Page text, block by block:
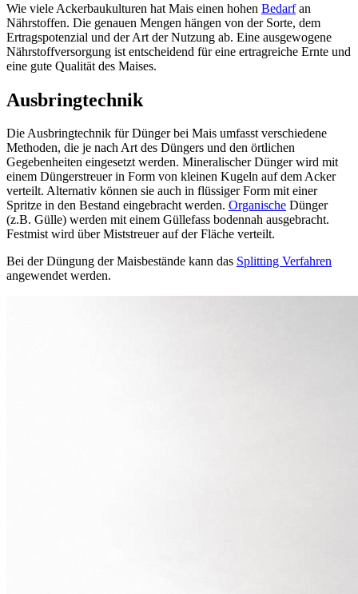
Wie viele Ackerbaukulturen hat Mais einen hohen Bedarfan
Nährstoffen. Die genauen Mengen hängen von der Sorte, dem
Ertragspotenzial und der Art der Nutzung ab. Eine ausgewogene
Nährstoffversorgung ist entscheidend für eine ertragreiche Ernte und
eine gute Qualität des Maises.
Ausbringtechnik
Die Ausbringtechnik für Dünger bei Mais umfasst verschiedene
Methoden, die je nach Art des Düngers und den örtlichen
Gegebenheiten eingesetzt werden. Mineralischer Dünger wird mit
einem Düngerstreuer in Form von kleinen Kugeln auf dem Acker
verteilt. Alternativ können sie auch in flüssiger Form mit einer
Spritze in den Bestand eingebracht werden. Organische Dünger
(z.B. Gülle) werden mit einem Güllefass bodennah ausgebracht.
Festmist wird über Miststreuer auf der Fläche verteilt.
Bei der Düngung der Maisbestände kann das Splitting Verfahren
angewendet werden.